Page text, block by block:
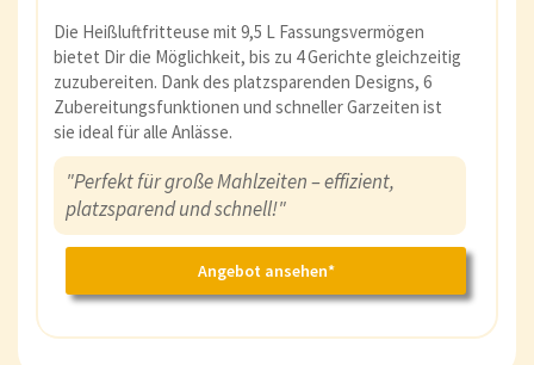
Die Heißluftfritteuse mit 9,5 L Fassungsvermögen
bietet Dir die Möglichkeit, bis zu 4 Gerichte gleichzeitig
zuzubereiten. Dank des platzsparenden Designs, 6
Zubereitungsfunktionen und schneller Garzeiten ist
sie ideal für alle Anlässe.
"Perfekt für große Mahlzeiten – effizient,
platzsparend und schnell!"
Angebot ansehen*